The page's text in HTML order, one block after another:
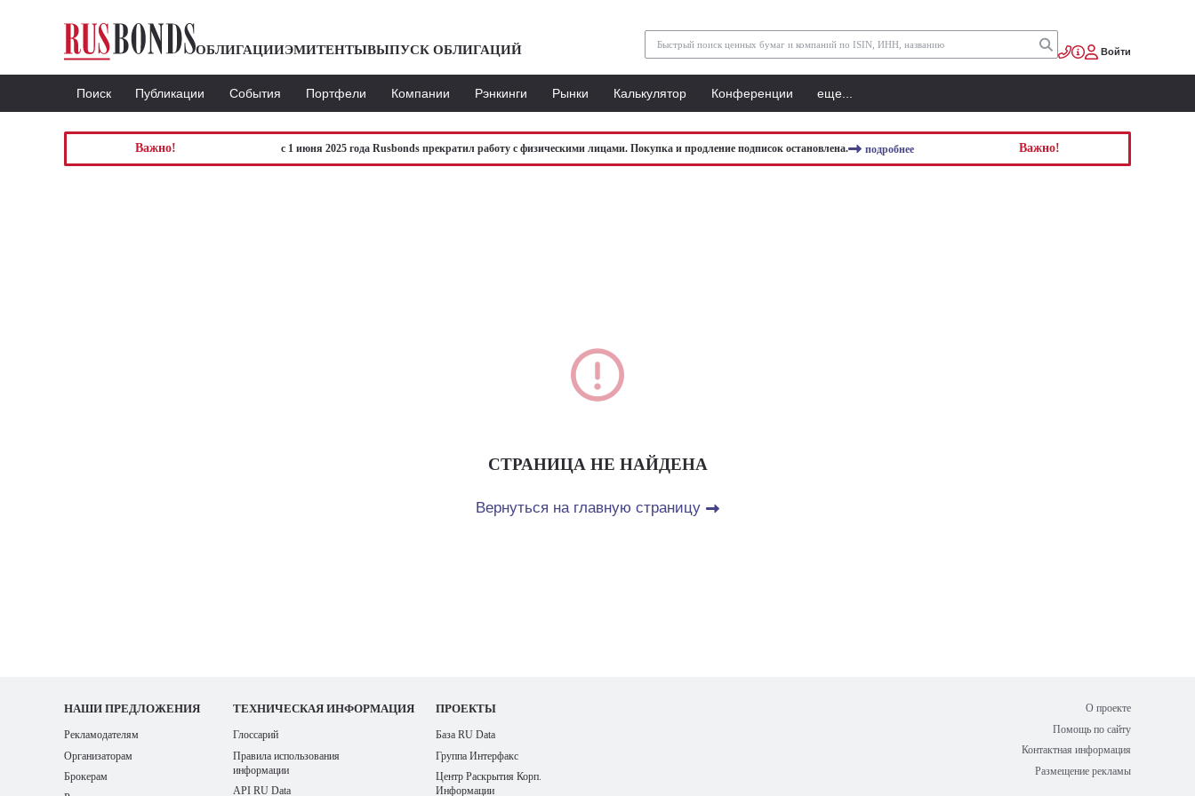
ОБЛИГАЦИИЭМИТЕНТЫВЫПУСК ОБЛИГАЦИЙ Войти
Поиск Публикации События Портфели Компании Рэнкинги Рынки Калькулятор Конференции еще...
Важно! с 1 июня 2025 года Rusbonds прекратил работу с физическими лицами. Покупка и продление подписок остановлена. подробнее Важно!
СТРАНИЦА НЕ НАЙДЕНА
Вернуться на главную страницу
НАШИ ПРЕДЛОЖЕНИЯ
Рекламодателям
Организаторам
Брокерам
ТЕХНИЧЕСКАЯ ИНФОРМАЦИЯ
Глоссарий
Правила использования
информации
API RU Data
ПРОЕКТЫ
База RU Data
Группа Интерфакс
Центр Раскрытия Корп.
Информации
О проекте
Помощь по сайту
Контактная информация
Размещение рекламы